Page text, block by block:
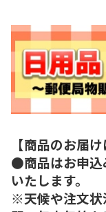
【商品のお届け
●商品はお申込
いたします。
※天候や注文状